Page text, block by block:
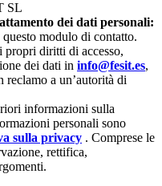
SL
dei dati personali:
modulo di contatto.
propri diritti di accesso,
dei dati in info@fesit.es,
reclamo a un’autorità di
informazioni sulla
personali sono
sulla privacy . Comprese le
rettifica,